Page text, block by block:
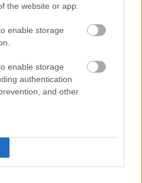
the website or app.
enable storage
enable storage
authentication
and other
Βίλτενμπουργκ
της Εθνικής στο